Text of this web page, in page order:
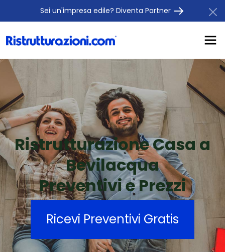
Sei un'impresa edile? Diventa Partner
Ristrutturazione Casa a
Bevilacqua
Preventivi e Prezzi
Ricevi Preventivi Gratis